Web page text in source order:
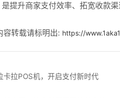
提升商家支付效率、拓宽收款
容转载请标明出: https://
卡拉POS机，开启支付新时代